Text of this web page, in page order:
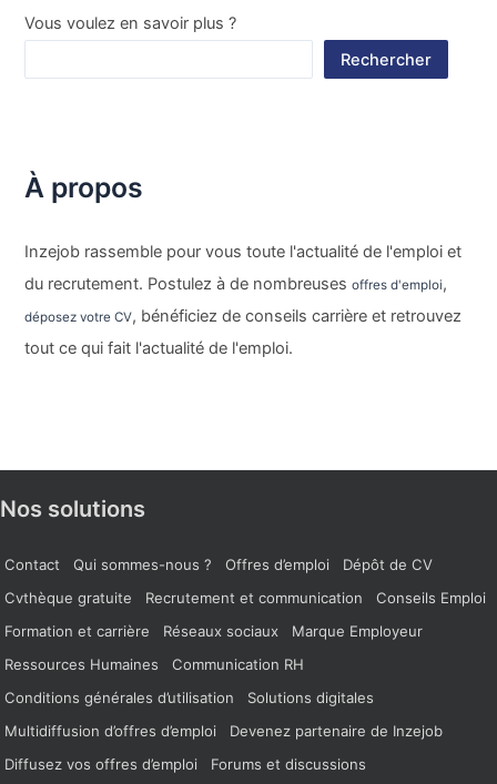
Vous voulez en savoir plus ?
Rechercher
À propos
Inzejob rassemble pour vous toute l'actualité de l'emploi et
du recrutement. Postulez à de nombreusesoffres d'emploi,
déposez votre CV, bénéficiez de conseils carrière et retrouvez
tout ce qui fait l'actualité de l'emploi.
Nos solutions
Contact Qui sommes-nous ? Offres d’emploi
Dépôt de CV
Cvthèque gratuite
Recrutement et communication
Conseils Emploi
Formation et carrière
Réseaux sociaux
Marque Employeur
Ressources Humaines
Communication RH
Conditions générales d’utilisation
Solutions digitales
Multidiffusion d’offres d’emploi
Devenez partenaire de Inzejob
Diffusez vos offres d’emploi
Forums et discussions